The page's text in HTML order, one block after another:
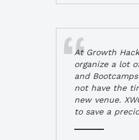
At Growth
organize a lot
and
not have the
new venue.
to save a